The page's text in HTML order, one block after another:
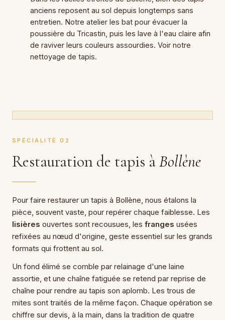
anciens reposent au sol depuis longtemps sans
entretien. Notre atelier les bat pour évacuer la
poussière du Tricastin, puis les lave à l'eau claire afin
de raviver leurs couleurs assourdies. Voir notre
nettoyage de tapis.
SPÉCIALITÉ 02
Restauration de tapis àBollène
Pour faire restaurer un tapis à Bollène, nous étalons la
pièce, souvent vaste, pour repérer chaque faiblesse. Les
lisières ouvertes sont recousues, les franges usées
refixées au nœud d'origine, geste essentiel sur les grands
formats qui frottent au sol.
Un fond élimé se comble par relainage d'une laine
assortie, et une chaîne fatiguée se retend par reprise de
chaîne pour rendre au tapis son aplomb. Les trous de
mites sont traités de la même façon. Chaque opération se
chiffre sur devis, à la main, dans la tradition de quatre